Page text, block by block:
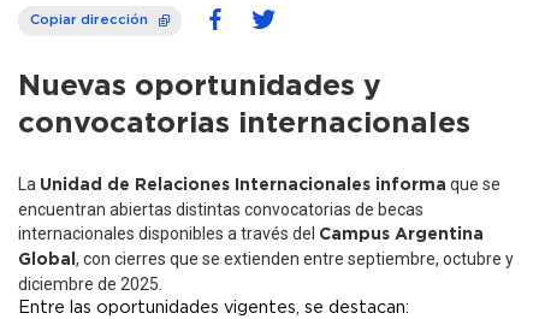
Copiar dirección
Nuevas oportunidades y
convocatorias internacionales
La Unidad de Relaciones Internacionales informa que se
encuentran abiertas distintas convocatorias de becas
internacionales disponibles a través del Campus Argentina
Global , con cierres que se extienden entre septiembre, octubre y
diciembre de 2025.
Entre las oportunidades vigentes, se destacan: